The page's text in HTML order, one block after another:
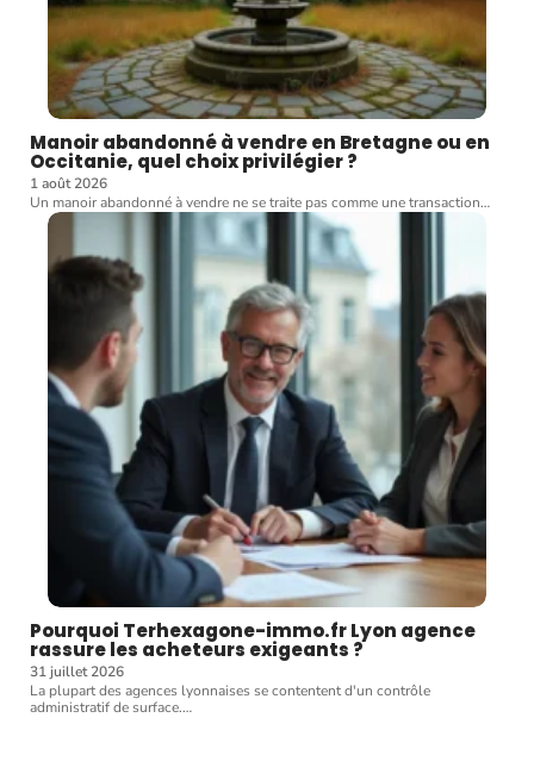
Manoir abandonné à vendre en Bretagne ou en
Occitanie, quel choix privilégier ?
1 août 2026
Un manoir abandonné à vendre ne se traite pas comme une transaction…
Pourquoi Terhexagone-immo.fr Lyon agence
rassure les acheteurs exigeants ?
31 juillet 2026
La plupart des agences lyonnaises se contentent d'un contrôle
administratif de surface.…